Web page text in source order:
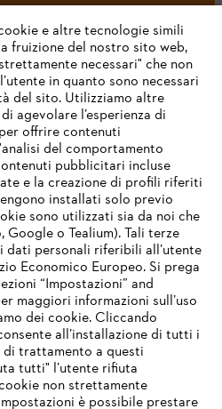
#STIHL
NICHT
wir noch nicht unterstützen. Für
e altre tecnologie simili
fruizione del nostro sito web,
necessari" che non
in quanto sono necessari
del sito. Utilizziamo altre
agevolare l’esperienza di
offrire contenuti
del comportamento
pubblicitari incluse
e la creazione di profili riferiti
installati solo previo
sono utilizzati sia da noi che
o Tealium). Tali terze
personali riferibili all’utente
Economico Europeo. Si prega
“Impostazioni” and
maggiori informazioni sull’uso
dei cookie. Cliccando
all’installazione di tutti i
trattamento a questi
tutti" l’utente rifiuta
non strettamente
è possibile prestare